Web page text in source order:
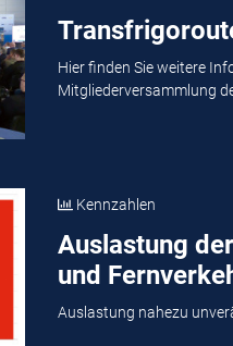
Hier finden Sie weitere
Mitgliederversammlung
Kennzahlen
Auslastung
und
Auslastung nahezu